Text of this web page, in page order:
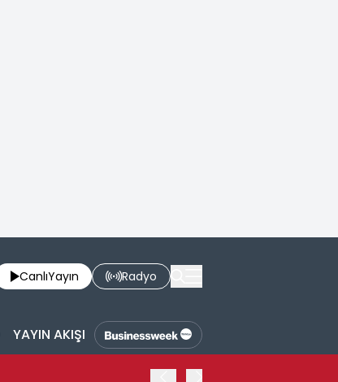
CanlıYayın Radyo
YAYIN AKIŞI